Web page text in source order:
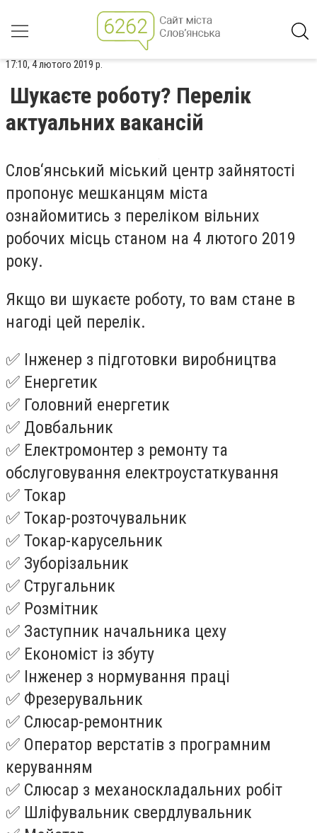
17:10, 4 лютого 2019 р.
Шукаєте роботу? Перелік
актуальних вакансій
Слов‘янський міський центр зайнятості
пропонує мешканцям міста
ознайомитись з переліком вільних
робочих місць станом на 4 лютого 2019
року.
Якщо ви шукаєте роботу, то вам стане в
нагоді цей перелік.
✅ Інженер з підготовки виробництва
✅ Енергетик
✅ Головний енергетик
✅ Довбальник
✅ Електромонтер з ремонту та
обслуговування електроустаткування
✅ Токар
✅ Токар-розточувальник
✅ Токар-карусельник
✅ Зуборізальник
✅ Стругальник
✅ Розмітник
✅ Заступник начальника цеху
✅ Економіст із збуту
✅ Інженер з нормування праці
✅ Фрезерувальник
✅ Слюсар-ремонтник
✅ Оператор верстатів з програмним
керуванням
✅ Слюсар з механоскладальних робіт
✅ Шліфувальник свердлувальник